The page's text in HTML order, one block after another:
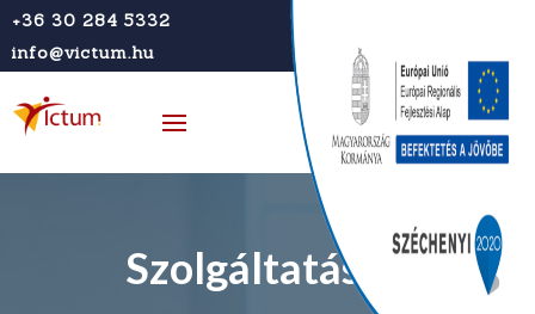
+36 30 284 5332
info@victum.hu
Szolgáltatások